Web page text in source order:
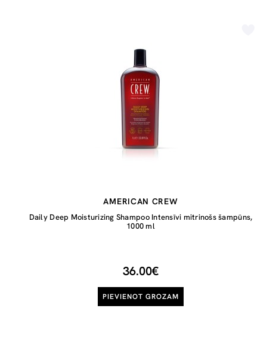
AMERICAN CREW
Daily Deep Moisturizing Shampoo Intensīvi mitrinošs šampūns,
1000 ml
36.00€
PIEVIENOT GROZAM